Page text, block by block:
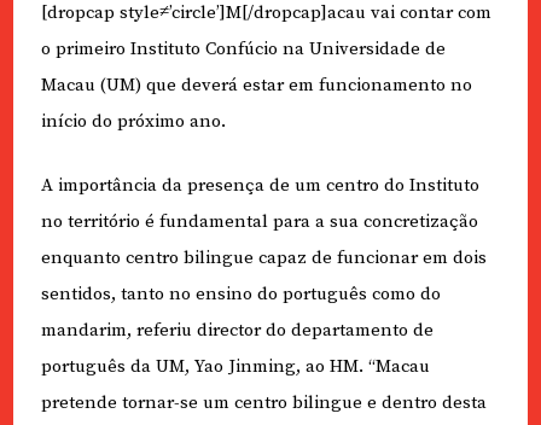
[dropcap style≠’circle’]M[/dropcap]acau vai contar com
o primeiro Instituto Confúcio na Universidade de
Macau (UM) que deverá estar em funcionamento no
início do próximo ano.
A importância da presença de um centro do Instituto
no território é fundamental para a sua concretização
enquanto centro bilingue capaz de funcionar em dois
sentidos, tanto no ensino do português como do
mandarim, referiu director do departamento de
português da UM, Yao Jinming, ao HM. “Macau
pretende tornar-se um centro bilingue e dentro desta